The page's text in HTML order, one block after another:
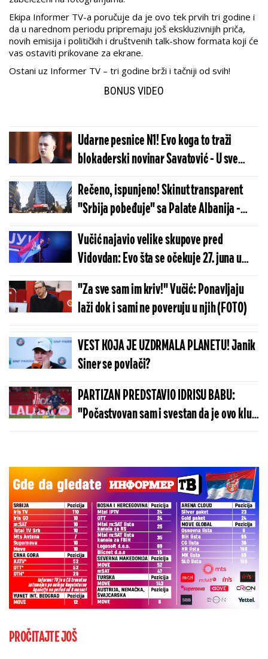
Ekipa Informer TV-a poručuje da je ovo tek prvih tri godine i
da u narednom periodu pripremaju još ekskluzivnijih priča,
novih emisija i političkih i društvenih talk-show formata koji će
vas ostaviti prikovane za ekrane.
Ostani uz Informer TV – tri godine brži i tačniji od svih!
BONUS VIDEO
Udarne pesnice N1! Evo koga to traži
blokaderski novinar Savatović - U sve
umešan i njegov bivši šef (VIDEO)
Rečeno, ispunjeno! Skinut transparent
"Srbija pobeđuje" sa Palate Albanija -
blokaderi nastavili da maltretiraju ekipu
Informera (FOTO)
Vučić najavio velike skupove pred
Vidovdan: Evo šta se očekuje 27. juna u
Beogradu
"Za sve sam im kriv!" Vučić: Ponavljaju
laži dok i sami ne poveruju u njih (FOTO)
VEST KOJA JE UZDRMALA PLANETU! Janik
Siner se povlači?
PARTIZAN PREDSTAVIO IDRISU BABU:
"Počastvovan sam i svestan da je ovo klub
sa velikom istorijom"
PROČITAJTE JOŠ